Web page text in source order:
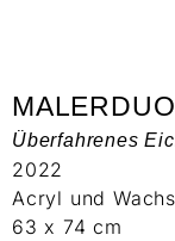
Überfahrenes
2022
Acryl und
63 x 74 cm